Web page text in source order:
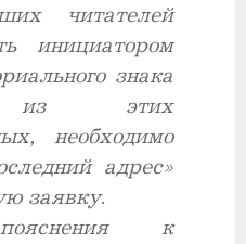
читателей
инициатором
знака
из этих
необходимо
адрес»
заявку.
к